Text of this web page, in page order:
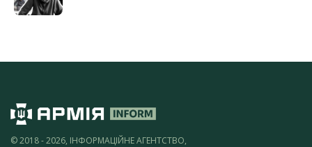
© 2018 - 2026, ІНФОРМАЦІЙНЕ АГЕНТСТВО,